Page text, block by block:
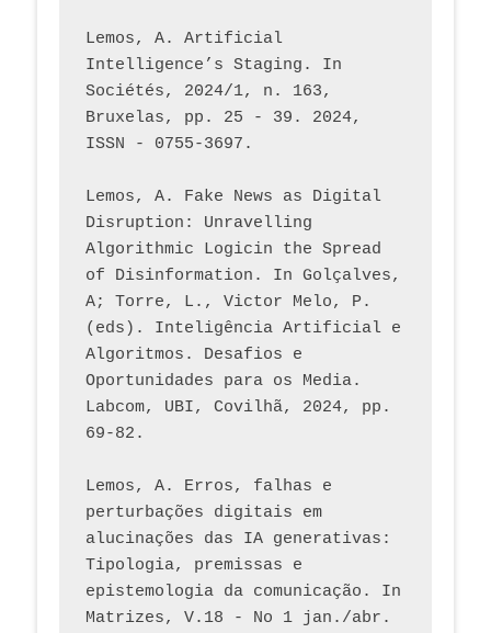
Lemos, A. Artificial
Intelligence’s Staging. In
Sociétés, 2024/1, n. 163,
Bruxelas, pp. 25 - 39. 2024,
ISSN - 0755-3697.
Lemos, A. Fake News as Digital
Disruption: Unravelling
Algorithmic Logicin the Spread
of Disinformation. In Golçalves,
A; Torre, L., Victor Melo, P.
(eds). Inteligência Artificial e
Algoritmos. Desafios e
Oportunidades para os Media.
Labcom, UBI, Covilhã, 2024, pp.
69-82.
Lemos, A. Erros, falhas e
perturbações digitais em
alucinações das IA generativas:
Tipologia, premissas e
epistemologia da comunicação. In
Matrizes, V.18 - No 1 jan./abr.